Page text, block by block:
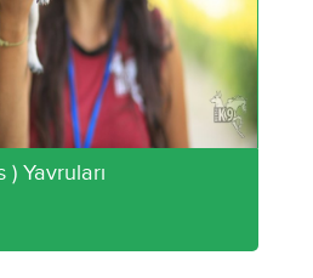
) Yavruları